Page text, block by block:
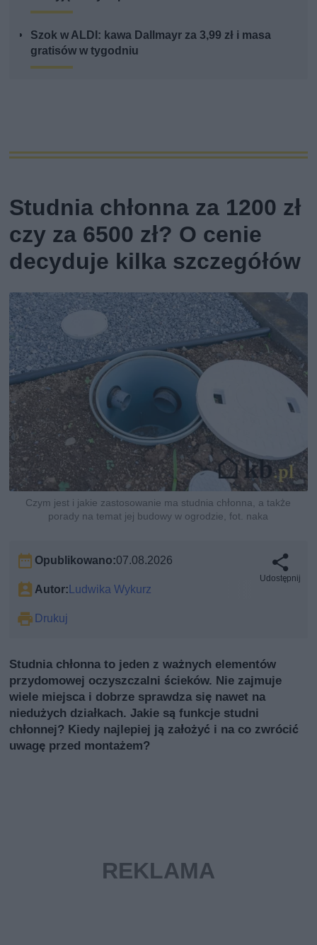
Szok w ALDI: kawa Dallmayr za 3,99 zł i masa
gratisów w tygodniu
Studnia chłonna za 1200 zł
czy za 6500 zł? O cenie
decyduje kilka szczegółów
Czym jest i jakie zastosowanie ma studnia chłonna, a także
porady na temat jej budowy w ogrodzie, fot. naka
Opublikowano:07.08.2026
Autor:Ludwika Wykurz
Drukuj
Udostępnij
Studnia chłonna to jeden z ważnych elementów
przydomowej oczyszczalni ścieków. Nie zajmuje
wiele miejsca i dobrze sprawdza się nawet na
niedużych działkach. Jakie są funkcje studni
chłonnej? Kiedy najlepiej ją założyć i na co zwrócić
uwagę przed montażem?